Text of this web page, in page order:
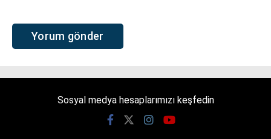
Sosyal medya hesaplarımızı keşfedin